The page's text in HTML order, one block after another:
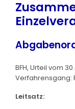
BFH, Urteil vom
Verfahrensgang:
Leitsatz: